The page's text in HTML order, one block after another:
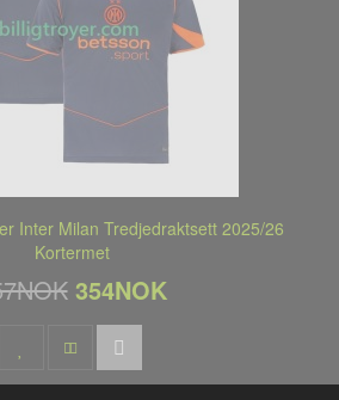
Inter Milan Tredjedraktsett 2025/26
Kortermet
354NOK